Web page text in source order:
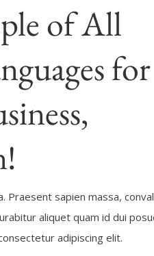
of All
for
Praesent sapien massa,
aliquet quam id dui
adipiscing elit.